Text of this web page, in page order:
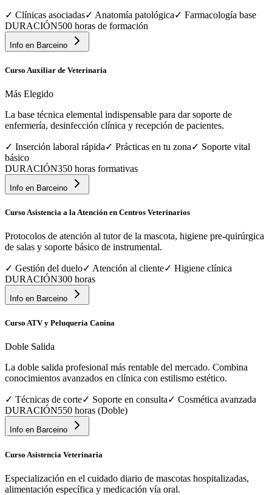
✓ Clínicas asociadas✓ Anatomía patológica✓ Farmacología base
DURACIÓN500 horas de formación
Info en Barceino
Curso Auxiliar de Veterinaria
Más Elegido
La base técnica elemental indispensable para dar soporte de
enfermería, desinfección clínica y recepción de pacientes.
✓ Inserción laboral rápida✓ Prácticas en tu zona✓ Soporte vital
básico
DURACIÓN350 horas formativas
Info en Barceino
Curso Asistencia a la Atención en Centros Veterinarios
Protocolos de atención al tutor de la mascota, higiene pre-quirúrgica
de salas y soporte básico de instrumental.
✓ Gestión del duelo✓ Atención al cliente✓ Higiene clínica
DURACIÓN300 horas
Info en Barceino
Curso ATV y Peluquería Canina
Doble Salida
La doble salida profesional más rentable del mercado. Combina
conocimientos avanzados en clínica con estilismo estético.
✓ Técnicas de corte✓ Soporte en consulta✓ Cosmética avanzada
DURACIÓN550 horas (Doble)
Info en Barceino
Curso Asistencia Veterinaria
Especialización en el cuidado diario de mascotas hospitalizadas,
alimentación específica y medicación vía oral.